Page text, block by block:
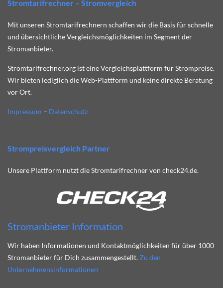
Stromtarifrechner – Stromvergleich
Mit unseren Stromtarifrechnern schaffen wir die Basis für schnelle
und übersichtliche Vergleichsmöglichkeiten im Segment der
Stromanbieter.
Stromtarifrechner.org ist eine Vergleichsplattform für Strompreise.
Wir bieten lediglich die Web-Plattform und keine direkte Beratung
vor Ort.
Impressum – Datenschutz
Strompreisvergleich Partner
Unsere Plattform nutzt die Stromtarifrechner von check24.de.
Stromanbieter Information
Wir haben Informationen und Kontaktmöglichkeiten für über 1000
Stromanbieter für Dich zusammengestellt. Zu den
Unternehmensinformationen